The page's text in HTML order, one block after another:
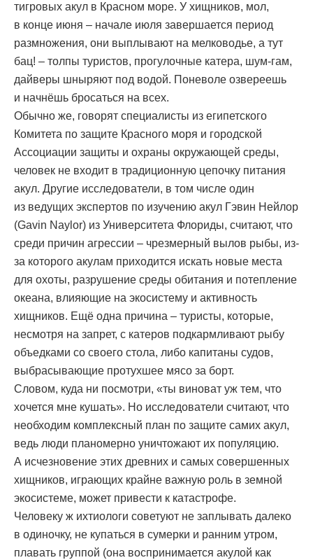
тигровых акул в Красном море. У хищников, мол,
в конце июня – начале июля завершается период
размножения, они выплывают на мелководье, а тут
бац! – толпы туристов, прогулочные катера, шум-гам,
дайверы шныряют под водой. Поневоле озвереешь
и начнёшь бросаться на всех.
Обычно же, говорят специалисты из египетского
Комитета по защите Красного моря и городской
Ассоциации защиты и охраны окружающей среды,
человек не входит в традиционную цепочку питания
акул. Другие исследователи, в том числе один
из ведущих экспертов по изучению акул Гэвин Нейлор
(Gavin Naylor) из Университета Флориды, считают, что
среди причин агрессии – чрезмерный вылов рыбы, из-
за которого акулам приходится искать новые места
для охоты, разрушение среды обитания и потепление
океана, влияющие на экосистему и активность
хищников. Ещё одна причина – туристы, которые,
несмотря на запрет, с катеров подкармливают рыбу
объедками со своего стола, либо капитаны судов,
выбрасывающие протухшее мясо за борт.
Словом, куда ни посмотри, «ты виноват уж тем, что
хочется мне кушать». Но исследователи считают, что
необходим комплексный план по защите самих акул,
ведь люди планомерно уничтожают их популяцию.
А исчезновение этих древних и самых совершенных
хищников, играющих крайне важную роль в земной
экосистеме, может привести к катастрофе.
Человеку ж ихтиологи советуют не заплывать далеко
в одиночку, не купаться в сумерки и ранним утром,
плавать группой (она воспринимается акулой как